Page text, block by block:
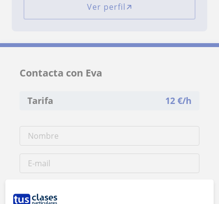
Ver perfil
Contacta con Eva
Tarifa 12 €/h